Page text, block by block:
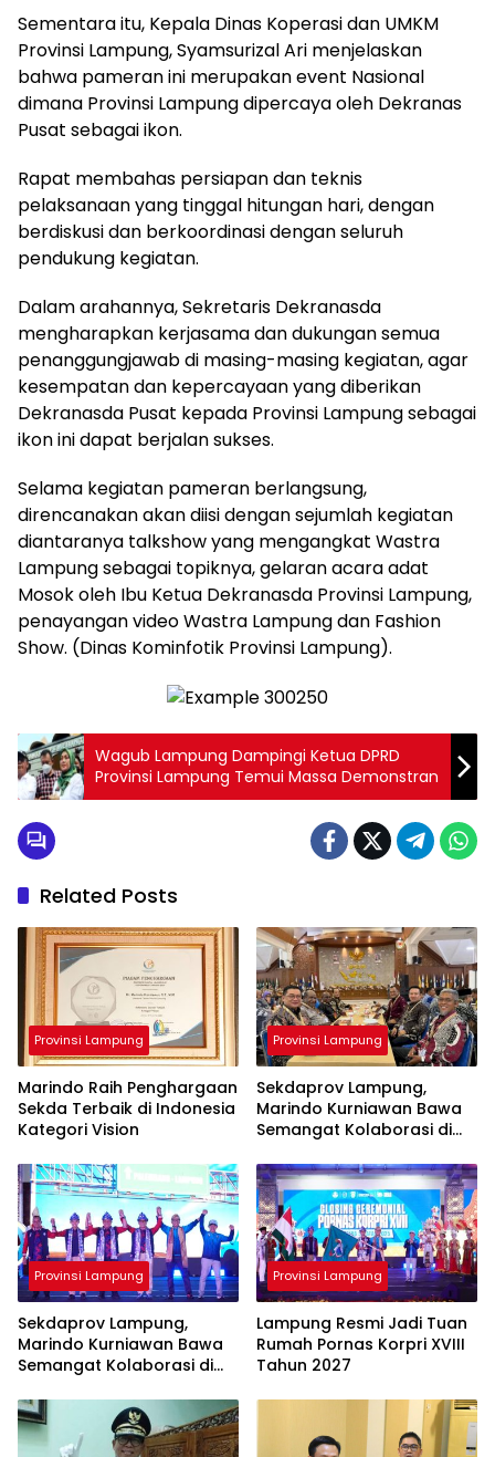
Sementara itu, Kepala Dinas Koperasi dan UMKM
Provinsi Lampung, Syamsurizal Ari menjelaskan
bahwa pameran ini merupakan event Nasional
dimana Provinsi Lampung dipercaya oleh Dekranas
Pusat sebagai ikon.
Rapat membahas persiapan dan teknis
pelaksanaan yang tinggal hitungan hari, dengan
berdiskusi dan berkoordinasi dengan seluruh
pendukung kegiatan.
Dalam arahannya, Sekretaris Dekranasda
mengharapkan kerjasama dan dukungan semua
penanggungjawab di masing-masing kegiatan, agar
kesempatan dan kepercayaan yang diberikan
Dekranasda Pusat kepada Provinsi Lampung sebagai
ikon ini dapat berjalan sukses.
Selama kegiatan pameran berlangsung,
direncanakan akan diisi dengan sejumlah kegiatan
diantaranya talkshow yang mengangkat Wastra
Lampung sebagai topiknya, gelaran acara adat
Mosok oleh Ibu Ketua Dekranasda Provinsi Lampung,
penayangan video Wastra Lampung dan Fashion
Show. (Dinas Kominfotik Provinsi Lampung).
Wagub Lampung Dampingi Ketua DPRD
Provinsi Lampung Temui Massa Demonstran
Related Posts
Provinsi Lampung
Marindo Raih Penghargaan
Sekda Terbaik di Indonesia
Kategori Vision
Provinsi Lampung
Sekdaprov Lampung,
Marindo Kurniawan Bawa
Semangat Kolaborasi di
Provinsi Lampung
Sekdaprov Lampung,
Marindo Kurniawan Bawa
Semangat Kolaborasi di
Bappeda
Provinsi Lampung
Lampung Resmi Jadi Tuan
Rumah Pornas Korpri XVIII
Tahun 2027